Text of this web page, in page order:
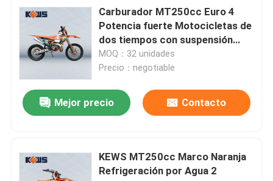
Carburador MT250cc Euro 4
Potencia fuerte Motocicletas de
dos tiempos con suspensión
invertida CNC
MOQ：32 unidades
Precio：negotiable
Mejor precio Contacto
KEWS MT250cc Marco Naranja
Refrigeración por Agua 2